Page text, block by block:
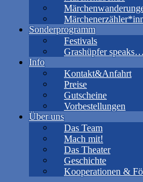
Sonderprogramm
Festivals
Grashüpfer speaks…
Info
Kontakt&Anfahrt
Preise
Gutscheine
Vorbestellungen
Über uns
Das Team
Mach mit!
Das Theater
Geschichte
Kooperationen &